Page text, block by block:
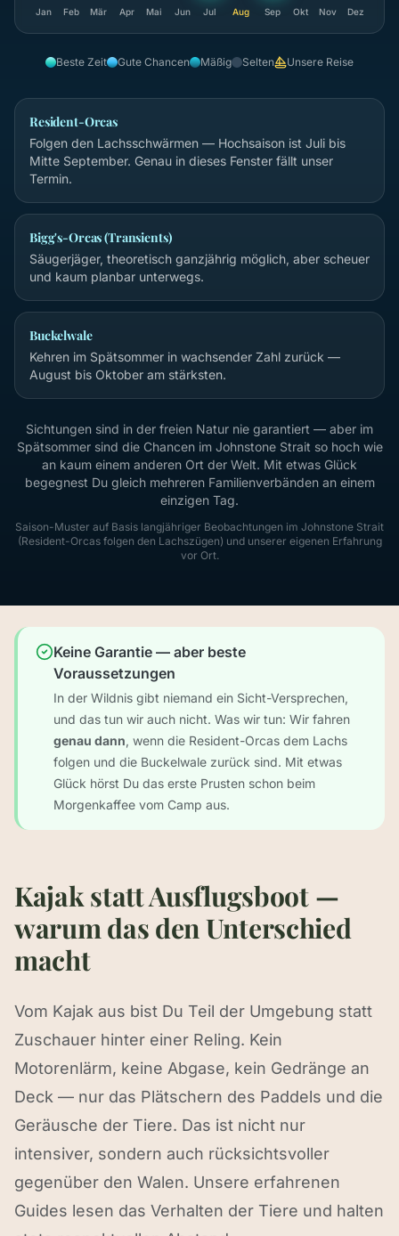
Jan Feb Mär Apr Mai Jun Jul Aug Sep Okt Nov Dez
Beste Zeit Gute Chancen Mäßig Selten Unsere Reise
Resident-Orcas
Folgen den Lachsschwärmen — Hochsaison ist Juli bis
Mitte September. Genau in dieses Fenster fällt unser
Termin.
Bigg's-Orcas (Transients)
Säugerjäger, theoretisch ganzjährig möglich, aber scheuer
und kaum planbar unterwegs.
Buckelwale
Kehren im Spätsommer in wachsender Zahl zurück —
August bis Oktober am stärksten.
Sichtungen sind in der freien Natur nie garantiert — aber im
Spätsommer sind die Chancen im Johnstone Strait so hoch wie
an kaum einem anderen Ort der Welt. Mit etwas Glück
begegnest Du gleich mehreren Familienverbänden an einem
einzigen Tag.
Saison-Muster auf Basis langjähriger Beobachtungen im Johnstone Strait
(Resident-Orcas folgen den Lachszügen) und unserer eigenen Erfahrung
vor Ort.
Keine Garantie — aber beste
Voraussetzungen
In der Wildnis gibt niemand ein Sicht-Versprechen,
und das tun wir auch nicht. Was wir tun: Wir fahren
genau dann, wenn die Resident-Orcas dem Lachs
folgen und die Buckelwale zurück sind. Mit etwas
Glück hörst Du das erste Prusten schon beim
Morgenkaffee vom Camp aus.
Kajak statt Ausflugsboot —
warum das den Unterschied
macht
Vom Kajak aus bist Du Teil der Umgebung statt
Zuschauer hinter einer Reling. Kein
Motorenlärm, keine Abgase, kein Gedränge an
Deck — nur das Plätschern des Paddels und die
Geräusche der Tiere. Das ist nicht nur
intensiver, sondern auch rücksichtsvoller
gegenüber den Walen. Unsere erfahrenen
Guides lesen das Verhalten der Tiere und halten